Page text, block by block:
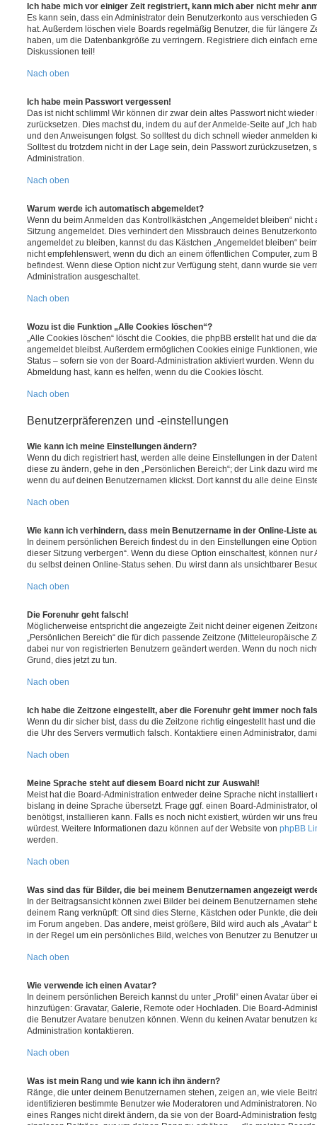
Ich habe mich vor einiger Zeit registriert, kann mich aber nicht mehr
Es kann sein, dass ein Administrator dein Benutzerkonto aus verschieden
hat. Außerdem löschen viele Boards regelmäßig Benutzer, die für längere
haben, um die Datenbankgröße zu verringern. Registriere dich einfach
Diskussionen teil!
Nach oben
Ich habe mein Passwort vergessen!
Das ist nicht schlimm! Wir können dir zwar dein altes Passwort nicht
zurücksetzen. Dies machst du, indem du auf der Anmelde-Seite auf „Ich
und den Anweisungen folgst. So solltest du dich schnell wieder anmelden
Solltest du trotzdem nicht in der Lage sein, dein Passwort zurückzusetzen,
Administration.
Nach oben
Warum werde ich automatisch abgemeldet?
Wenn du beim Anmelden das Kontrollkästchen „Angemeldet bleiben“
Sitzung angemeldet. Dies verhindert den Missbrauch deines
angemeldet zu bleiben, kannst du das Kästchen „Angemeldet bleiben“
nicht empfehlenswert, wenn du dich an einem öffentlichen Computer, zum
befindest. Wenn diese Option nicht zur Verfügung steht, dann wurde sie
Administration ausgeschaltet.
Nach oben
Wozu ist die Funktion „Alle Cookies löschen“?
„Alle Cookies löschen“ löscht die Cookies, die phpBB erstellt hat und die
angemeldet bleibst. Außerdem ermöglichen Cookies einige Funktionen,
Status – sofern sie von der Board-Administration aktiviert wurden. Wenn
Abmeldung hast, kann es helfen, wenn du die Cookies löscht.
Nach oben
Benutzerpräferenzen und -einstellungen
Wie kann ich meine Einstellungen ändern?
Wenn du dich registriert hast, werden alle deine Einstellungen in der
diese zu ändern, gehe in den „Persönlichen Bereich“; der Link dazu wird
wenn du auf deinen Benutzernamen klickst. Dort kannst du alle deine
Nach oben
Wie kann ich verhindern, dass mein Benutzername in der Online-Liste
In deinem persönlichen Bereich findest du in den Einstellungen eine
dieser Sitzung verbergen“. Wenn du diese Option einschaltest, können
du selbst deinen Online-Status sehen. Du wirst dann als unsichtbarer
Nach oben
Die Forenuhr geht falsch!
Möglicherweise entspricht die angezeigte Zeit nicht deiner eigenen
„Persönlichen Bereich“ die für dich passende Zeitzone (Mitteleuropäische
dabei nur von registrierten Benutzern geändert werden. Wenn du noch
Grund, dies jetzt zu tun.
Nach oben
Ich habe die Zeitzone eingestellt, aber die Forenuhr geht immer noch
Wenn du dir sicher bist, dass du die Zeitzone richtig eingestellt hast und
die Uhr des Servers vermutlich falsch. Kontaktiere einen Administrator,
Nach oben
Meine Sprache steht auf diesem Board nicht zur Auswahl!
Meist hat die Board-Administration entweder deine Sprache nicht
bislang in deine Sprache übersetzt. Frage ggf. einen Board-Administrator,
benötigst, installieren kann. Falls es noch nicht existiert, würden wir uns
würdest. Weitere Informationen dazu können auf der Website von phpBB
werden.
Nach oben
Was sind das für Bilder, die bei meinem Benutzernamen angezeigt
In der Beitragsansicht können zwei Bilder bei deinem Benutzernamen
deinem Rang verknüpft: Oft sind dies Sterne, Kästchen oder Punkte, die
im Forum angeben. Das andere, meist größere, Bild wird auch als
in der Regel um ein persönliches Bild, welches von Benutzer zu Benutzer
Nach oben
Wie verwende ich einen Avatar?
In deinem persönlichen Bereich kannst du unter „Profil“ einen Avatar über
hinzufügen: Gravatar, Galerie, Remote oder Hochladen. Die Board-
die Benutzer Avatare benutzen können. Wenn du keinen Avatar benutzen
Administration kontaktieren.
Nach oben
Was ist mein Rang und wie kann ich ihn ändern?
Ränge, die unter deinem Benutzernamen stehen, zeigen an, wie viele
identifizieren bestimmte Benutzer wie Moderatoren und Administratoren.
eines Ranges nicht direkt ändern, da sie von der Board-Administration